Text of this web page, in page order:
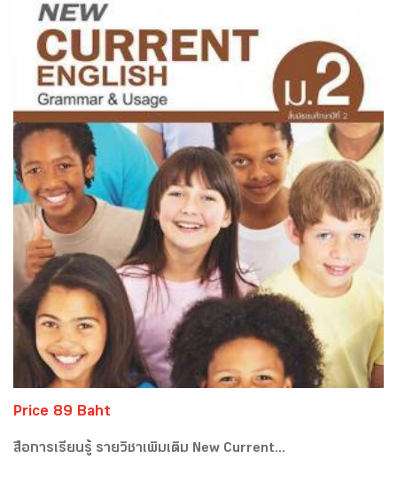
Price 89 Baht
สื่อการเรียนรู้ รายวิชาเพิ่มเติม New Current...